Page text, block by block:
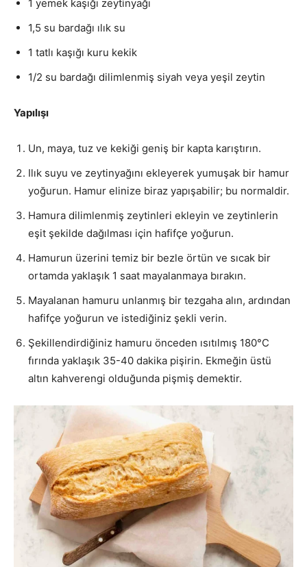
1 yemek kaşığı zeytinyağı
1,5 su bardağı ılık su
1 tatlı kaşığı kuru kekik
1/2 su bardağı dilimlenmiş siyah veya yeşil zeytin
Yapılışı
Un, maya, tuz ve kekiği geniş bir kapta karıştırın.
Ilık suyu ve zeytinyağını ekleyerek yumuşak bir hamur
yoğurun. Hamur elinize biraz yapışabilir; bu normaldir.
Hamura dilimlenmiş zeytinleri ekleyin ve zeytinlerin
eşit şekilde dağılması için hafifçe yoğurun.
Hamurun üzerini temiz bir bezle örtün ve sıcak bir
ortamda yaklaşık 1 saat mayalanmaya bırakın.
Mayalanan hamuru unlanmış bir tezgaha alın, ardından
hafifçe yoğurun ve istediğiniz şekli verin.
Şekillendirdiğiniz hamuru önceden ısıtılmış 180°C
fırında yaklaşık 35-40 dakika pişirin. Ekmeğin üstü
altın kahverengi olduğunda pişmiş demektir.